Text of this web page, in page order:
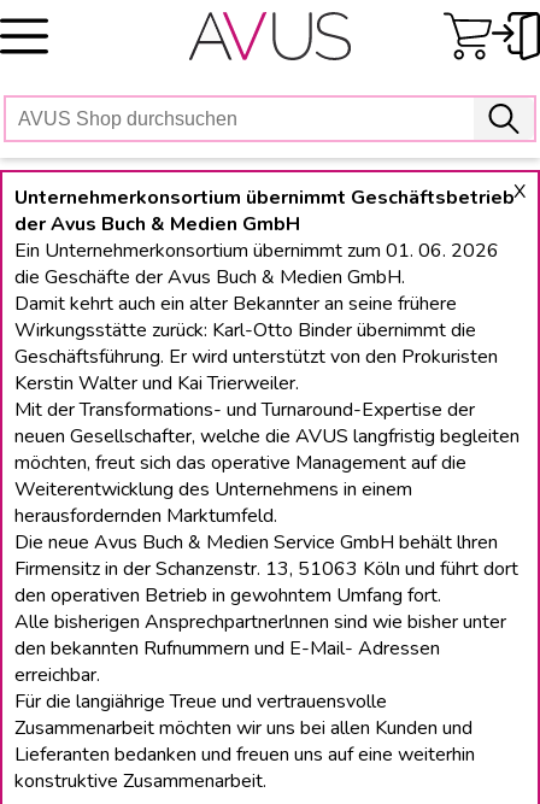
Skip
to
X
Unternehmerkonsortium übernimmt Geschäftsbetrieb
der Avus Buch & Medien GmbH
Ein Unternehmerkonsortium übernimmt zum 01. 06. 2026
die Geschäfte der Avus Buch & Medien GmbH.
Damit kehrt auch ein alter Bekannter an seine frühere
Wirkungsstätte zurück: Karl-Otto Binder übernimmt die
Geschäftsführung. Er wird unterstützt von den Prokuristen
Kerstin Walter und Kai Trierweiler.
Mit der Transformations- und Turnaround-Expertise der
neuen Gesellschafter, welche die AVUS langfristig begleiten
möchten, freut sich das operative Management auf die
Weiterentwicklung des Unternehmens in einem
herausfordernden Marktumfeld.
Die neue Avus Buch & Medien Service GmbH behält lhren
Firmensitz in der Schanzenstr. 13, 51063 Köln und führt dort
den operativen Betrieb in gewohntem Umfang fort.
Alle bisherigen Ansprechpartnerlnnen sind wie bisher unter
den bekannten Rufnummern und E-Mail- Adressen
erreichbar.
Für die langiährige Treue und vertrauensvolle
Zusammenarbeit möchten wir uns bei allen Kunden und
Lieferanten bedanken und freuen uns auf eine weiterhin
konstruktive Zusammenarbeit.